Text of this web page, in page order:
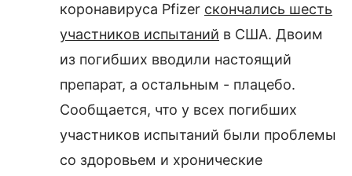
коронавируса Pfizer скончались шесть
участников испытаний в США. Двоим
из погибших вводили настоящий
препарат, а остальным - плацебо.
Сообщается, что у всех погибших
участников испытаний были проблемы
со здоровьем и хронические